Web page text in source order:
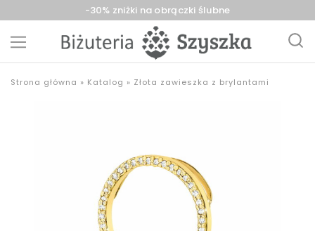
-30% zniżki na obrączki ślubne
Szyszka
z
Strona główna » Katalog » Złota zawieszka z brylantami